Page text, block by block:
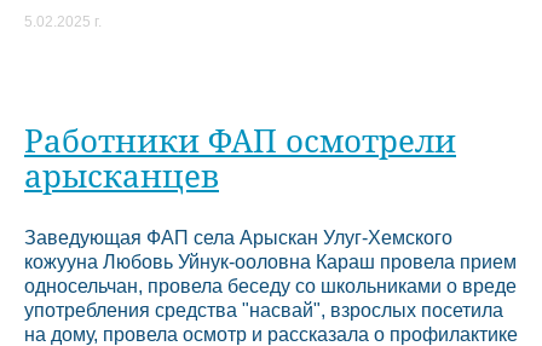
5.02.2025 г.
Работники ФАП осмотрели
арысканцев
Заведующая ФАП села Арыскан Улуг-Хемского
кожууна Любовь Уйнук-ооловна Караш провела прием
односельчан, провела беседу со школьниками о вреде
употребления средства "насвай", взрослых посетила
на дому, провела осмотр и рассказала о профилактике